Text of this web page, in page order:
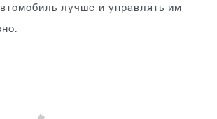
лучше и управлять им